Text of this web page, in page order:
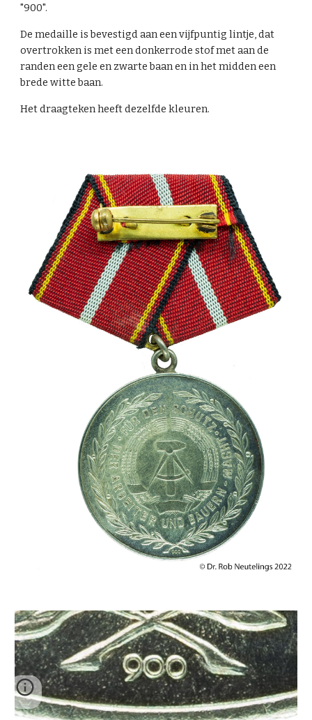
"900".
De medaille is bevestigd aan een vijfpuntig lintje, dat
overtrokken is met een donkerrode stof met aan de
randen een gele en zwarte baan en in het midden een
brede witte baan.
Het draagteken heeft dezelfde kleuren.